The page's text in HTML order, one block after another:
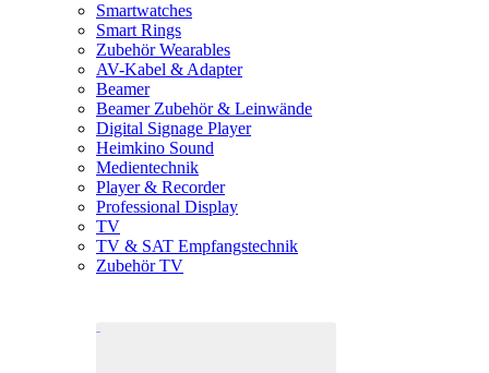
Smartwatches
Smart Rings
Zubehör Wearables
AV-Kabel & Adapter
Beamer
Beamer Zubehör & Leinwände
Digital Signage Player
Heimkino Sound
Medientechnik
Player & Recorder
Professional Display
TV
TV & SAT Empfangstechnik
Zubehör TV